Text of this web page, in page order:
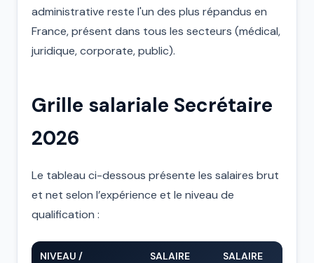
administrative reste l'un des plus répandus en
France, présent dans tous les secteurs (médical,
juridique, corporate, public).
Grille salariale Secrétaire
2026
Le tableau ci-dessous présente les salaires brut
et net selon l’expérience et le niveau de
qualification :
NIVEAU /
SALAIRE
SALAIRE